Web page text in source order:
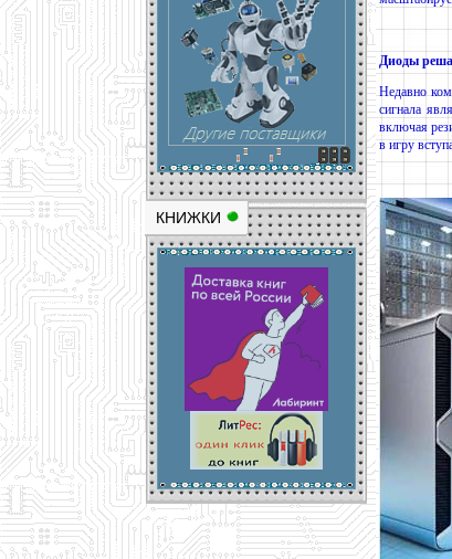
КНИЖКИ
Диоды
Недавно
сигнала
включая
в игру